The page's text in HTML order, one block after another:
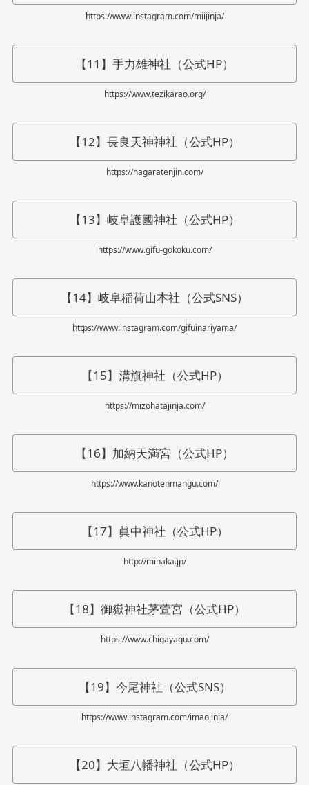
https://www.instagram.com/miijinja/
【11】手力雄神社（公式HP）
https://www.tezikarao.org/
【12】長良天神神社（公式HP）
https://nagaratenjin.com/
【13】岐阜護國神社（公式HP）
https://www.gifu-gokoku.com/
【14】岐阜稲荷山本社（公式SNS）
https://www.instagram.com/gifuinariyama/
【15】溝旗神社（公式HP）
https://mizohatajinja.com/
【16】加納天満宮（公式HP）
https://www.kanotenmangu.com/
【17】眞中神社（公式HP）
http://minaka.jp/
【18】御嶽神社茅萱宮（公式HP）
https://www.chigayagu.com/
【19】今尾神社（公式SNS）
https://www.instagram.com/imaojinja/
【20】大垣八幡神社（公式HP）